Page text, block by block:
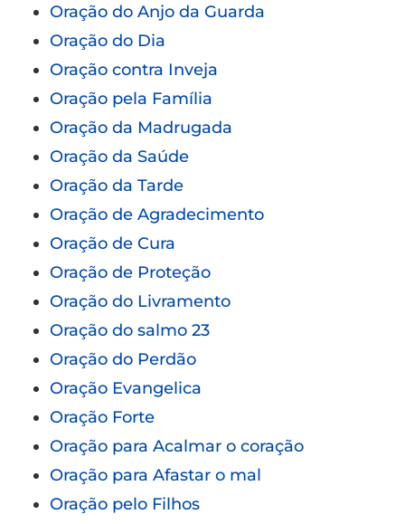
Oração do Anjo da Guarda
Oração do Dia
Oração contra Inveja
Oração pela Família
Oração da Madrugada
Oração da Saúde
Oração da Tarde
Oração de Agradecimento
Oração de Cura
Oração de Proteção
Oração do Livramento
Oração do salmo 23
Oração do Perdão
Oração Evangelica
Oração Forte
Oração para Acalmar o coração
Oração para Afastar o mal
Oração pelo Filhos